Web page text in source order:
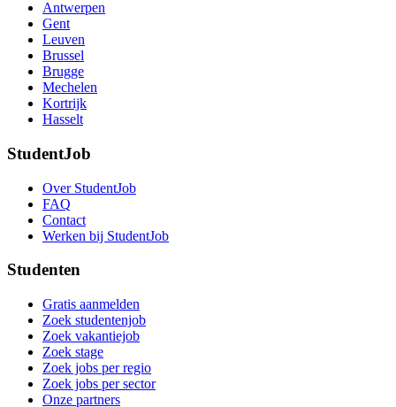
Antwerpen
Gent
Leuven
Brussel
Brugge
Mechelen
Kortrijk
Hasselt
StudentJob
Over StudentJob
FAQ
Contact
Werken bij StudentJob
Studenten
Gratis aanmelden
Zoek studentenjob
Zoek vakantiejob
Zoek stage
Zoek jobs per regio
Zoek jobs per sector
Onze partners